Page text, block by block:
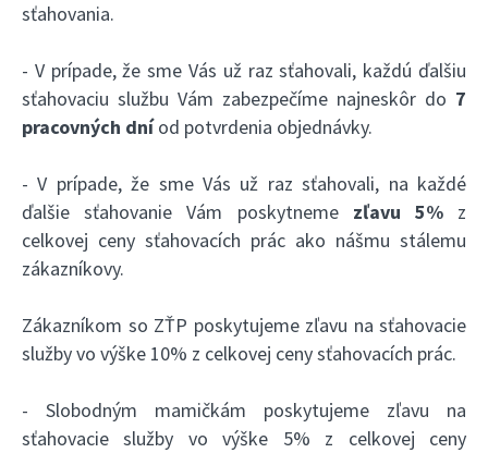
sťahovania.
- V prípade, že sme Vás už raz sťahovali, každú ďalšiu
sťahovaciu službu Vám zabezpečíme najneskôr do 7
pracovných dníod potvrdenia objednávky.
- V prípade, že sme Vás už raz sťahovali, na každé
ďalšie sťahovanie Vám poskytneme zľavu 5%z
celkovej ceny sťahovacích prác ako nášmu stálemu
zákazníkovy.
Zákazníkom so ZŤP poskytujeme zľavu na sťahovacie
služby vo výške 10% z celkovej ceny sťahovacích prác.
- Slobodným mamičkám poskytujeme zľavu na
sťahovacie služby vo výške 5% z celkovej ceny